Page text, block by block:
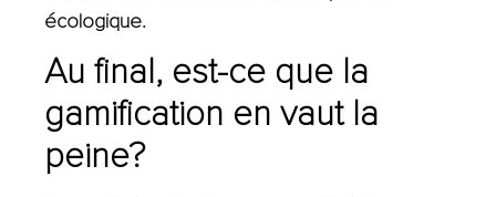
écologique.
Au final, est-ce que la
gamification en vaut la
peine?